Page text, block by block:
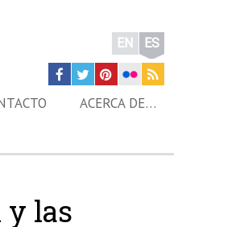
EN ES
ACERCA DE…
y las